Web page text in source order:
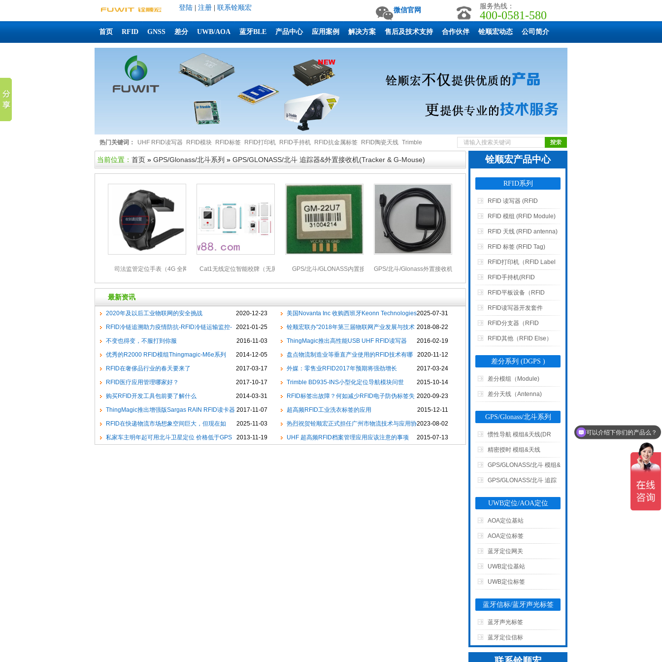
登陆 注册 联系铨顺宏 微信官网 服务热线：
400-0581-580
首页 RFID GNSS 差分 UWB/AOA 蓝牙BLE 产品中心 应用案例 解决方案 售后及技术支持 合作伙伴 铨顺宏动态 公司简介
热门关键词： UHF RFID读写器 RFID模块 RFID标签 RFID打印机 RFID手持机 RFID抗金属标签 RFID陶瓷天线 Trimble
当前位置： 首页 » GPS/Glonass/北斗系列 » GPS/GLONASS/北斗 追踪器&外置接收机(Tracker & G-Mouse)
司法监管定位手表（4G 全网通）Cat1无线定位智能校牌（无屏）FU-GPS/北斗/GLONASS内置接收器GPS/北斗/Glonass外置接收机FU-168
最新资讯
2020-12-23
2020年及以后工业物联网的安全挑战 2025-07-31
美国Novanta Inc 收购西班牙Keonn Technologies
2021-01-25
RFID冷链追溯助力疫情防抗-RFID冷链运输监控-
RFID冷链追溯
2018-08-22
铨顺宏联办"2018年第三届物联网产业发展与技术
合作研讨会"暨"西安移动NB-IoT高峰论坛"即将召开
2016-11-03
不变也得变，不服打到你服 2016-02-19
ThingMagic推出高性能USB UHF RFID读写器
2014-12-05
优秀的R2000 RFID模组Thingmagic-M6e系列 2020-11-12
盘点物流制造业等垂直产业使用的RFID技术有哪
些
2017-03-17
RFID在奢侈品行业的春天要来了 2017-03-24
外媒：零售业RFID2017年预期将强劲增长
2017-10-17
RFID医疗应用管理哪家好？ 2015-10-14
Trimble BD935-INS小型化定位导航模块问世
2014-03-31
购买RFID开发工具包前要了解什么 2020-09-23
RFID标签出故障？何如减少RFID电子防伪标签失
灵
2017-11-07
ThingMagic推出增强版Sargas RAIN RFID读卡器 2015-12-11
超高频RFID工业洗衣标签的应用
2025-11-03
RFID在快递物流市场想象空间巨大，但现在如
何？
2023-08-02
热烈祝贺铨顺宏正式担任广州市物流技术与应用协
会理事单位
2013-11-19
私家车主明年起可用北斗卫星定位 价格低于GPS 2015-07-13
UHF 超高频RFID档案管理应用应该注意的事项
铨顺宏产品中心
RFID系列
RFID 读写器 (RFID
Reader)
RFID 模组 (RFID Module)
RFID 天线 (RFID antenna)
RFID 标签 (RFID Tag)
RFID打印机（RFID Label
Printer）
RFID手持机(RFID
Handset)
RFID平板设备（RFID
Tablet Device）
RFID读写器开发套件
RFID分支器（RFID
multiplexers）
RFID其他（RFID Else）
差分系列 (DGPS )
差分模组（Module)
差分天线（Antenna)
GPS/Glonass/北斗系列
惯性导航 模组&天线(DR
GPS Module & Antenna)
精密授时 模组&天线
(Timing Module & Antenna)
GPS/GLONASS/北斗 模组&
天线 (GPS/GLONASS/北斗
Module&Antenna)
GPS/GLONASS/北斗 追踪
器&外置接收机(Tracker &
G-Mouse)
UWB定位/AOA定位
AOA定位基站
AOA定位标签
蓝牙定位网关
UWB定位基站
UWB定位标签
蓝牙信标/蓝牙声光标签
蓝牙声光标签
蓝牙定位信标
可以介绍下你们的产品么？